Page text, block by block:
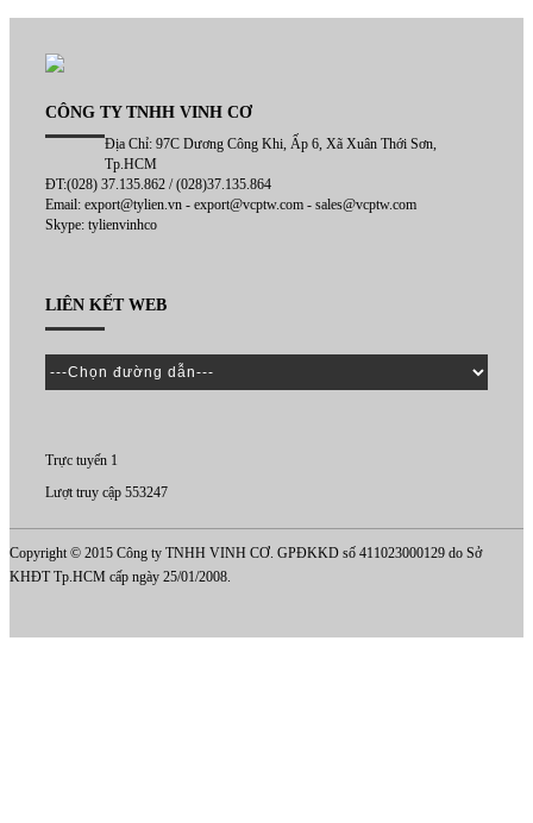
CÔNG TY TNHH VINH CƠ
Địa Chỉ: 97C Dương Công Khi, Ấp 6, Xã Xuân Thới Sơn,
Tp.HCM
ĐT:(028) 37.135.862 / (028)37.135.864
Email: export@tylien.vn - export@vcptw.com - sales@vcptw.com
Skype: tylienvinhco
LIÊN KẾT WEB
Trực tuyến 1
Lượt truy cập 553247
Copyright © 2015 Công ty TNHH VINH CƠ. GPĐKKD số 411023000129 do Sở
KHĐT Tp.HCM cấp ngày 25/01/2008.